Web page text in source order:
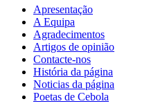
Apresentação
A Equipa
Agradecimentos
Artigos de opinião
Contacte-nos
História da página
Noticias da página
Poetas de Cebola